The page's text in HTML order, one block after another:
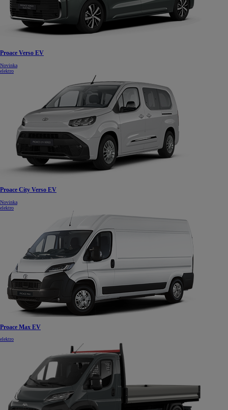
Proace Verso EV
Novinka
elektro
Proace City Verso EV
Novinka
elektro
Proace Max EV
elektro